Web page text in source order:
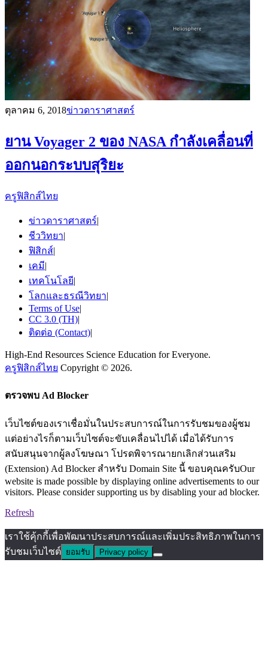
ตุลาคม 6, 2018ข่าวดาราศาสตร์
ยาน Voyager 2 ของ NASA กำลังเคลื่อนที่
ออกนอกระบบสุริยะ
ครูฟิสิกส์ไทย
ข่าวดาราศาสตร์|
ชีววิทยา|
ฟิสิกส์|
เคมี|
เทคโนโลยี|
โลกและธรณีวิทยา|
Terms of Use|
CC 3.0 (TH)|
ติดต่อ (Contact)|
High-End Resources Science Education for Everyone.
ครูฟิสิกส์ไทย Copyright © 2026.
ตรวจพบ Ad Blocker
เว็บไซต์ของเราเชื่อมั่นในประสบการณ์ในการรับชมของผู้ชม
แต่อย่างไรก็ตามเว็บไซต์จะขับเคลื่อนไปได้ เมื่อได้รับการ
สนับสนุนจากผู้ลงโฆษณา โปรดพิจารณายกเลิกส่วนเสริม
(Extension) Ad Blocker สำหรับ Domain Site นี้ ขอบคุณครับOur
website is made possible by displaying online advertisements to our
visitors. Please consider supporting us by disabling your ad blocker.
Refresh
เราใช้คุ้กกี้เพื่อพัฒนาประสบการณ์และเพิ่มประสิทธิภาพในการ
รับชมเว็บไซต์ ยอมรับ Privacy policy